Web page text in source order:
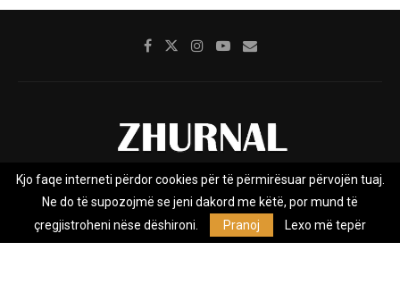
Rreth nesh Impresumi Marketing
Kontakt
Privacy Policy
Zhurnal.mk është Agjenci e Lajmeve e pavarur, e themeluar në vitin
Kjo faqe interneti përdor cookies për të përmirësuar përvojën tuaj.
Ne do të supozojmë se jeni dakord me këtë, por mund të
çregjistroheni nëse dëshironi.
Pranoj Lexo më tepër